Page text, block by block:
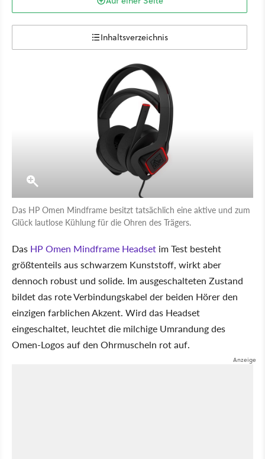
Inhaltsverzeichnis
Das HP Omen Mindframe besitzt tatsächlich eine aktive und zum
Glück lautlose Kühlung für die Ohren des Trägers.
Das HP Omen Mindframe Headset im Test besteht
größtenteils aus schwarzem Kunststoff, wirkt aber
dennoch robust und solide. Im ausgeschalteten Zustand
bildet das rote Verbindungskabel der beiden Hörer den
einzigen farblichen Akzent. Wird das Headset
eingeschaltet, leuchtet die milchige Umrandung des
Omen-Logos auf den Ohrmuscheln rot auf.